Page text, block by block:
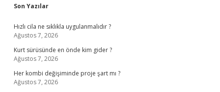
Sidebar
Son Yazılar
Hızlı cila ne sıklıkla uygulanmalıdır ?
Ağustos 7, 2026
Kurt sürüsünde en önde kim gider ?
Ağustos 7, 2026
Her kombi değişiminde proje şart mı ?
Ağustos 7, 2026